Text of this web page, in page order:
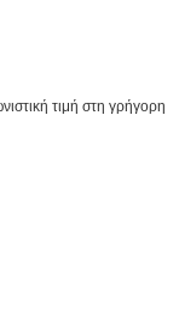
τιμή στη γρήγορη